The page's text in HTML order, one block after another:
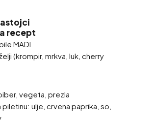
recept
MADI
(krompir, mrkva, luk, cherry
vegeta, prezla
piletinu: ulje, crvena paprika, so,